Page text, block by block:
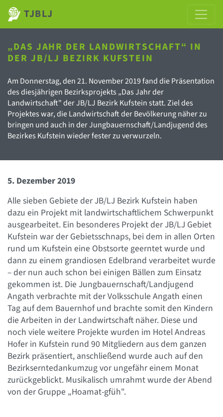
TJBLJ
„DAS JAHR DER LANDWIRTSCHAFT“ IN
DER JB/LJ BEZIRK KUFSTEIN
Am Donnerstag, den 21. November 2019 fand die Präsentation
des diesjährigen Bezirksprojekts „Das Jahr der
Landwirtschaft" der JB/LJ Bezirk Kufstein statt. Ziel des
Projektes war, die Landwirtschaft der Bevölkerung näher zu
bringen und auch in der Jungbauernschaft/Landjugend des
Bezirkes Kufstein wieder fester zu verwurzeln.
5. Dezember 2019
Alle sieben Gebiete der JB/LJ Bezirk Kufstein haben
dazu ein Projekt mit landwirtschaftlichem Schwerpunkt
ausgearbeitet. Ein besonderes Projekt der JB/LJ Gebiet
Kufstein war der Gebietsschnaps, bei dem in allen Orten
rund um Kufstein eine Obstsorte geerntet wurde und
dann zu einem grandiosen Edelbrand verarbeitet wurde
– der nun auch schon bei einigen Bällen zum Einsatz
gekommen ist. Die Jungbauernschaft/Landjugend
Angath verbrachte mit der Volksschule Angath einen
Tag auf dem Bauernhof und brachte somit den Kindern
die Arbeiten in der Landwirtschaft näher. Diese und
noch viele weitere Projekte wurden im Hotel Andreas
Hofer in Kufstein rund 90 Mitgliedern aus dem ganzen
Bezirk präsentiert, anschließend wurde auch auf den
Bezirkserntedankumzug vor ungefähr einem Monat
zurückgeblickt. Musikalisch umrahmt wurde der Abend
von der Gruppe „Hoamat-gfüh".